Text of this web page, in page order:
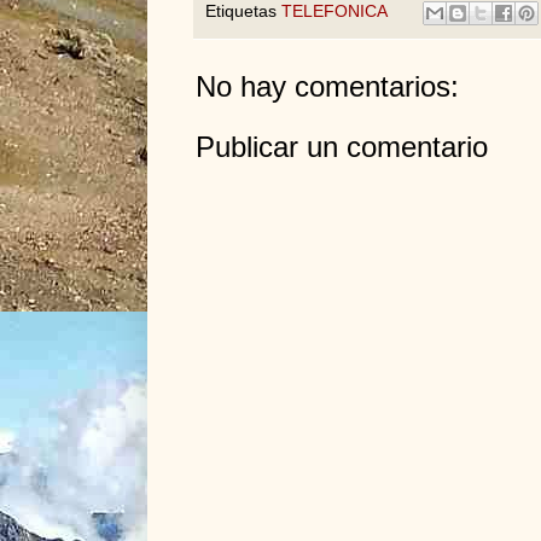
Etiquetas TELEFONICA
No hay comentarios:
Publicar un comentario